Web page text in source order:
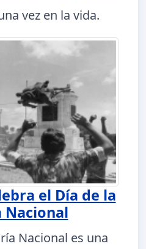
vez en la vida.
el Día de la
Nacional
Nacional es una